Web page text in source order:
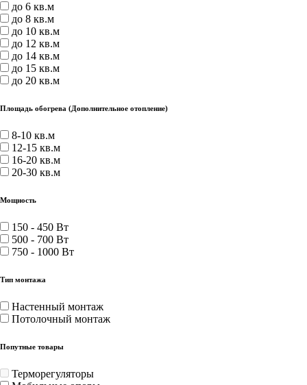
до 6 кв.м
до 8 кв.м
до 10 кв.м
до 12 кв.м
до 14 кв.м
до 15 кв.м
до 20 кв.м
Площадь обогрева (Дополнительное отопление)
8-10 кв.м
12-15 кв.м
16-20 кв.м
20-30 кв.м
Мощность
150 - 450 Вт
500 - 700 Вт
750 - 1000 Вт
Тип монтажа
Настенный монтаж
Потолочный монтаж
Попутные товары
Терморегуляторы